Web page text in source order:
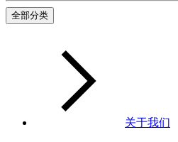
全部分类
关于我们